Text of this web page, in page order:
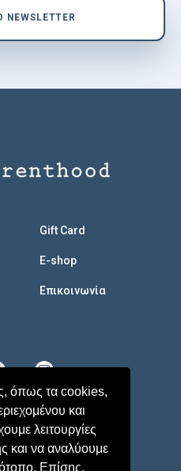
όπως τα cookies,
και
λειτουργίες
και να αναλύουμε
Επίσης,
Gift Card
E-shop
Επικοινωνία